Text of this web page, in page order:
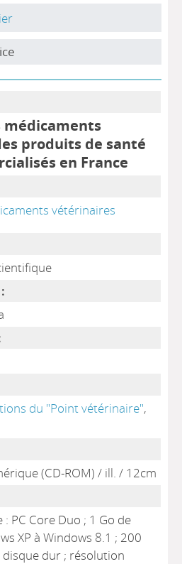
médicaments
produits de santé
en France
vétérinaires
du "Point vétérinaire",
(CD-ROM) / ill. / 12cm
PC Core Duo ; 1 Go de
XP à Windows 8.1 ; 200
dur ; résolution